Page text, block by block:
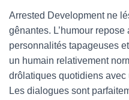
Arrested Development ne
gênantes. L’humour
personnalités tapageuses
un humain relativement
drôlatiques quotidiens
Les dialogues sont